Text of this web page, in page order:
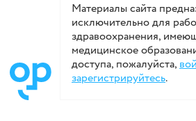
Материалы сайта
исключительно для
здравоохранения,
медицинское
доступа, пожалуйста,
зарегистрируйтесь.